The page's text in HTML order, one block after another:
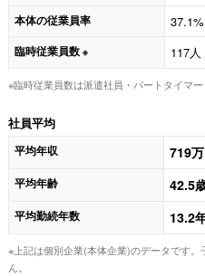
本体の従業員率 37.1%
臨時従業員数 ※ 117人
※臨時従業員数は派遣社員・パートタイマー
社員平均
平均年収 719万
平均年齢 42.5
平均勤続年数 13.2
※上記は個別企業(本体企業)のデータです
ん。